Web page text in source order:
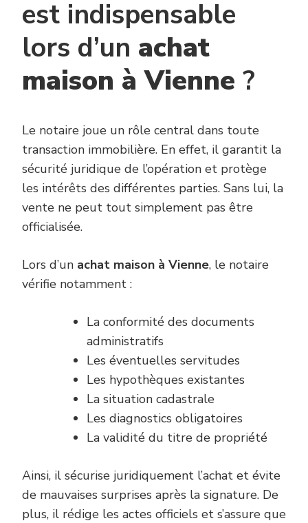
est indispensable
lors d’un achat
maison à Vienne ?
Le notaire joue un rôle central dans toute
transaction immobilière. En effet, il garantit la
sécurité juridique de l’opération et protège
les intérêts des différentes parties. Sans lui, la
vente ne peut tout simplement pas être
officialisée.
Lors d’un achat maison à Vienne, le notaire
vérifie notamment :
La conformité des documents
administratifs
Les éventuelles servitudes
Les hypothèques existantes
La situation cadastrale
Les diagnostics obligatoires
La validité du titre de propriété
Ainsi, il sécurise juridiquement l’achat et évite
de mauvaises surprises après la signature. De
plus, il rédige les actes officiels et s’assure que